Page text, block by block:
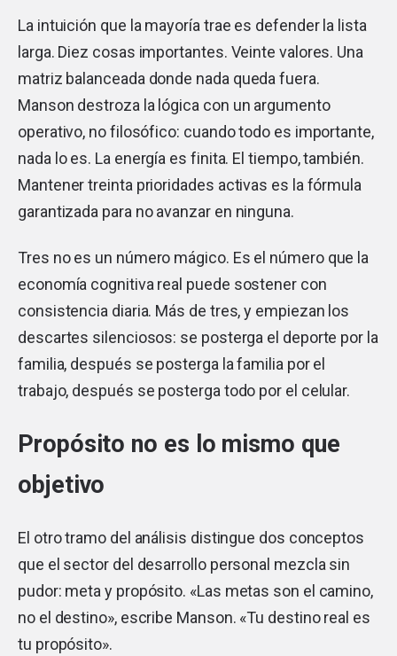
La intuición que la mayoría trae es defender la lista
larga. Diez cosas importantes. Veinte valores. Una
matriz balanceada donde nada queda fuera.
Manson destroza la lógica con un argumento
operativo, no filosófico: cuando todo es importante,
nada lo es. La energía es finita. El tiempo, también.
Mantener treinta prioridades activas es la fórmula
garantizada para no avanzar en ninguna.
Tres no es un número mágico. Es el número que la
economía cognitiva real puede sostener con
consistencia diaria. Más de tres, y empiezan los
descartes silenciosos: se posterga el deporte por la
familia, después se posterga la familia por el
trabajo, después se posterga todo por el celular.
Propósito no es lo mismo que
objetivo
El otro tramo del análisis distingue dos conceptos
que el sector del desarrollo personal mezcla sin
pudor: meta y propósito. «Las metas son el camino,
no el destino», escribe Manson. «Tu destino real es
tu propósito».